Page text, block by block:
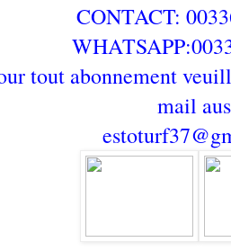
CONTACT:
tout abonnement
mail